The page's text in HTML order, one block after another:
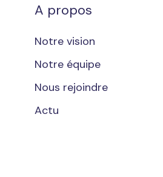
A propos
Notre vision
Notre équipe
Nous rejoindre
Actu